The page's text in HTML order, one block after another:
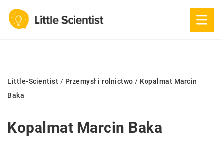
Little-Scientist / Przemysł i rolnictwo / Kopalmat Marcin
Baka
Kopalmat Marcin Baka